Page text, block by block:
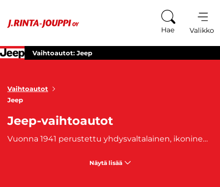
Hae Valikko
Vaihtoautot: Jeep
Vaihtoautot
Jeep
Jeep-vaihtoautot
Vuonna 1941 perustettu yhdysvaltalainen, ikoninen Jeep on Fiat Chrysler Automobiles -konsernin tytäryhtiö. Brändin laadukkaat nelivetoiset maastoautot ovat maailman laajuisesti tunnettuja hyötyajoneuvo- ja arkikäyttöön soveltuvia maastureita. Jeepille onkin ominaista kestävyys, vahva suorituskyky ja luotettavuus. Suosittuja Jeep-malleja ovat
Näytä lisää